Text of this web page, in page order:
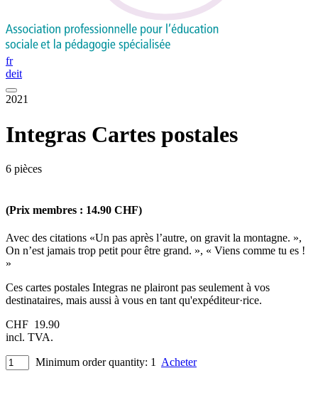
fr
deit
2021
Integras Cartes postales
6 pièces
(Prix membres : 14.90 CHF)
Avec des citations «Un pas après l’autre, on gravit la montagne. »,
On n’est jamais trop petit pour être grand. », « Viens comme tu es !
»
Ces cartes postales Integras ne plairont pas seulement à vos
destinataires, mais aussi à vous en tant qu'expéditeur·rice.
CHF 19.90
incl. TVA.
Minimum order quantity: 1 Acheter